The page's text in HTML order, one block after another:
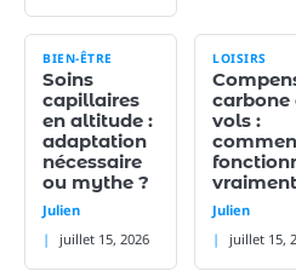
BIEN-ÊTRE
Soins
capillaires
en altitude :
adaptation
nécessaire
ou mythe ?
Julien
juillet 15, 2026
LOISIRS
carbone
vols :
vraiment
Julien
juillet 15,